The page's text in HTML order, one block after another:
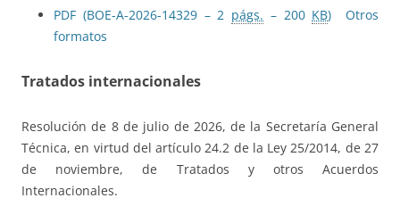
PDF (BOE-A-2026-14329 – 2 págs. – 200 KB)
Otros
formatos
Tratados internacionales
Resolución de 8 de julio de 2026, de la Secretaría General
Técnica, en virtud del artículo 24.2 de la Ley 25/2014, de 27
de noviembre, de Tratados y otros Acuerdos
Internacionales.